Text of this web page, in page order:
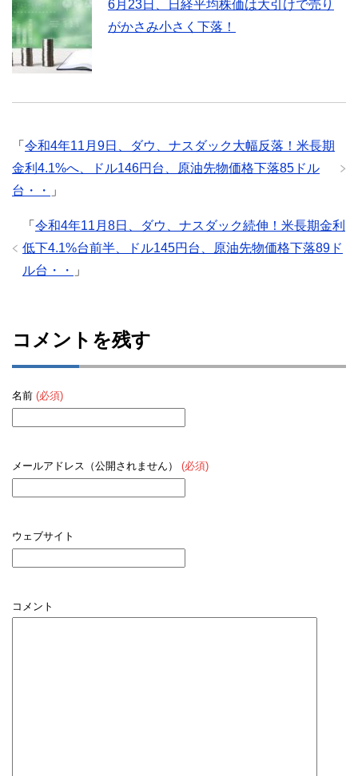
6月23日、日経平均株価は大引けで売り
がかさみ小さく下落！
「 令和4年11月9日、ダウ、ナスダック大幅反落！米長期
金利4.1%へ、ドル146円台、原油先物価格下落85ドル
台・・
」
「 令和4年11月8日、ダウ、ナスダック続伸！米長期金利
低下4.1%台前半、ドル145円台、原油先物価格下落89ド
ル台・・
」
コメントを残す
名前 (必須)
メールアドレス（公開されません） (必須)
ウェブサイト
コメント